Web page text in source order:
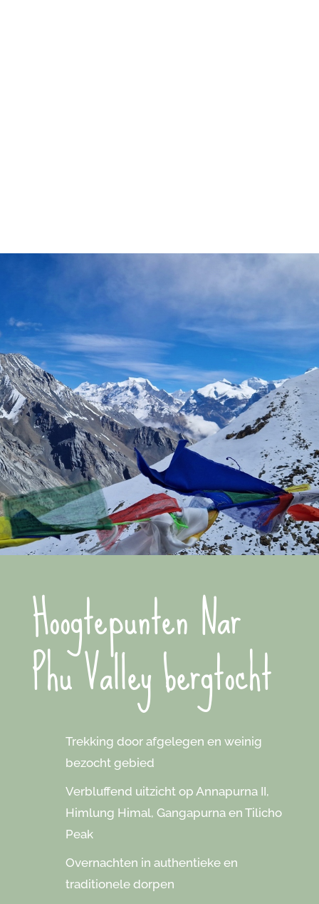
Hoogtepunten Nar
Phu Valley bergtocht
Trekking door afgelegen en weinig
bezocht gebied
Verbluffend uitzicht op Annapurna II,
Himlung Himal, Gangapurna en Tilicho
Peak
Overnachten in authentieke en
traditionele dorpen